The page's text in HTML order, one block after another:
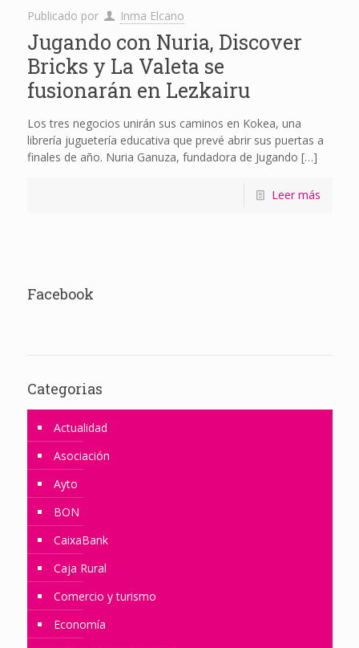
Publicado por Inma Elcano
Jugando con Nuria, Discover
Bricks y La Valeta se
fusionarán en Lezkairu
Los tres negocios unirán sus caminos en Kokea, una
librería juguetería educativa que prevé abrir sus puertas a
finales de año. Nuria Ganuza, fundadora de Jugando […]
Leer más
Facebook
Categorias
Actualidad
Asociación
Ayto
BON
CaixaBank
Caja Rural
Comercio y turismo
Economía